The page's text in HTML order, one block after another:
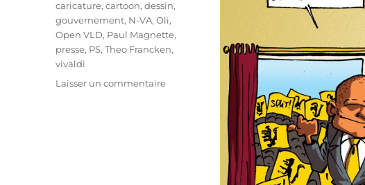
caricature,cartoon,dessin,
gouvernement, N-VA,Oli,
Open VLD, Paul Magnette,
presse, PS,Theo Francken,
vivaldi
Laisser un commentairesur